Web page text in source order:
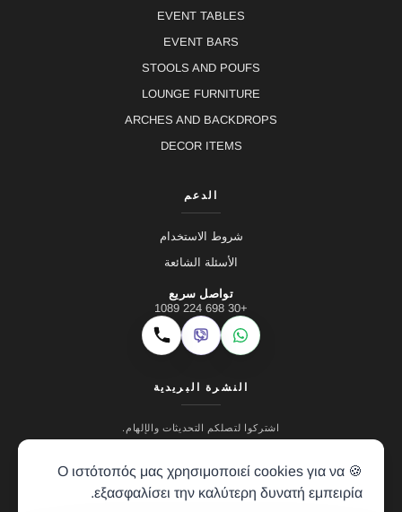
EVENT TABLES
EVENT BARS
STOOLS AND POUFS
LOUNGE FURNITURE
ARCHES AND BACKDROPS
DECOR ITEMS
الدعم
شروط الاستخدام
الأسئلة الشائعة
تواصل سريع
+30 698 224 1089
WhatsApp
Viber اتصال
النشرة البريدية
اشتركوا لتصلكم التحديثات والإلهام.
🍪 Ο ιστότοπός μας χρησιμοποιεί cookies για να
εξασφαλίσει την καλύτερη δυνατή εμπειρία.